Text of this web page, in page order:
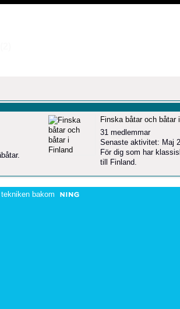
Finska båtar och båtar
31 medlemmar
Senaste aktivitet: Maj
För dig som har
till Finland.
bakom